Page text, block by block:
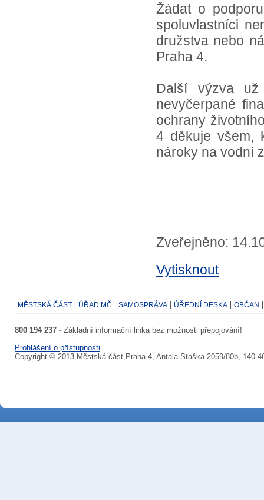
Žádat o
spoluvlastníci
družstva nebo
Praha 4.
Další výzva
nevyčerpané
ochrany
4 děkuje všem,
nároky na vodní
Zveřejněno:
Vytisknout
MĚSTSKÁ ČÁST ÚŘAD MČ SAMOSPRÁVA ÚŘEDNÍ DESKA OBČAN
800 194 237 - Základní informační linka bez možnosti přepojování!
Prohlášení o přístupnosti
Copyright © 2013 Městská část Praha 4, Antala Staška 2059/80b, 140